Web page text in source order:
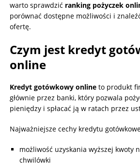
warto sprawdzić ranking pożyczek
porównać dostępne możliwości i
ofertę.
Czym jest kredyt
online
Kredyt gotówkowy online to produkt
głównie przez banki, który pozwala
pieniędzy i spłacać ją w ratach przez
Najważniejsze cechy kredytu
możliwość uzyskania wyższej kwoty
chwilówki